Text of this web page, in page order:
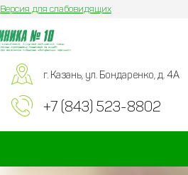
Версия для слабовидящих
г. Казань, ул. Бондаренко, д. 4А
+7 (843) 523-8802